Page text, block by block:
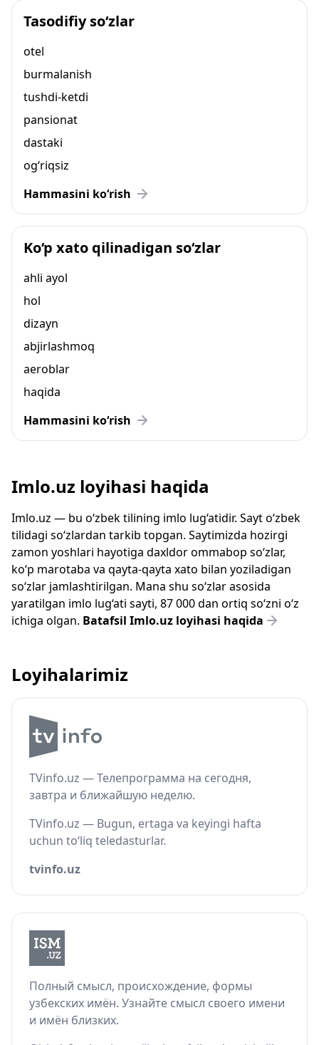
Tasodifiy so‘zlar
otel
burmalanish
tushdi-ketdi
pansionat
dastaki
og‘riqsiz
Hammasini ko‘rish
Ko‘p xato qilinadigan so‘zlar
ahli ayol
hol
dizayn
abjirlashmoq
aeroblar
haqida
Hammasini ko‘rish
Imlo.uz loyihasi haqida
Imlo.uz — bu o‘zbek tilining imlo lug‘atidir. Sayt o‘zbek
tilidagi so‘zlardan tarkib topgan. Saytimizda hozirgi
zamon yoshlari hayotiga daxldor ommabop so‘zlar,
ko‘p marotaba va qayta-qayta xato bilan yoziladigan
so‘zlar jamlashtirilgan. Mana shu so‘zlar asosida
yaratilgan imlo lug‘ati sayti, 87 000 dan ortiq so‘zni o‘z
ichiga olgan. Batafsil Imlo.uz loyihasi haqida
Loyihalarimiz
TVinfo.uz — Телепрограмма на сегодня,
завтра и ближайшую неделю.
TVinfo.uz — Bugun, ertaga va keyingi hafta
uchun to‘liq teledasturlar.
tvinfo.uz
Полный смысл, происхождение, формы
узбекских имён. Узнайте смысл своего имени
и имён близких.